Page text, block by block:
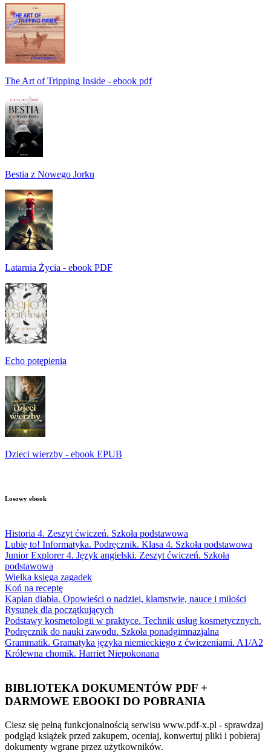
The Art of Tripping Inside - ebook pdf
Bestia z Nowego Jorku
Latarnia Życia - ebook PDF
Echo potępienia
Dzieci wierzby - ebook EPUB
Losowy ebook
Historia 4. Zeszyt ćwiczeń. Szkoła podstawowa
Lubię to! Informatyka. Podręcznik. Klasa 4. Szkoła podstawowa
Junior Explorer 4. Język angielski. Zeszyt ćwiczeń. Szkoła
podstawowa
Wielka księga zagadek
Koń na receptę
Kapłan diabła. Opowieści o nadziei, kłamstwie, nauce i miłości
Rysunek dla początkujących
Podstawy kosmetologii w praktyce. Technik usług kosmetycznych.
Podręcznik do nauki zawodu. Szkoła ponadgimnazjalna
Grammatik. Gramatyka języka niemieckiego z ćwiczeniami. A1/A2
Królewna chomik. Harriet Niepokonana
BIBLIOTEKA DOKUMENTÓW PDF +
DARMOWE EBOOKI DO POBRANIA
Ciesz się pełną funkcjonalnością serwisu www.pdf-x.pl - sprawdzaj
podgląd książek przed zakupem, oceniaj, konwertuj pliki i pobieraj
dokumenty wgrane przez użytkowników.